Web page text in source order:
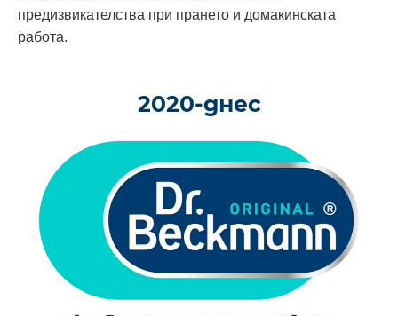
предизвикателства при прането и домакинската
работа.
2020-днес